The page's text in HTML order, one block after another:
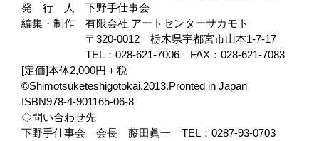
発 行 人
下野手仕事会
編集・制作
有限会社 アートセンターサカモト
〒320-0012 栃木県宇都宮市山本1-7-17
TEL：028-621-7006 FAX：028-621-7083
[定価]本体2,000円＋税
©Shimotsuketeshigotokai.2013.Pronted in Japan
ISBN978-4-901165-06-8
◇問い合わせ先
下野手仕事会 会長 藤田眞一 TEL：0287-93-0703